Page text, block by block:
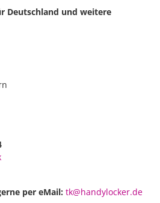
Deutschland und weitere
per eMail:tk@handylocker.de